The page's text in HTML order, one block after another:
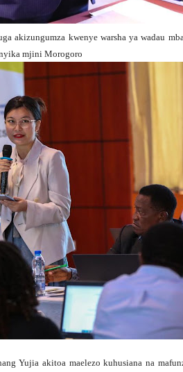
akizungumza kwenye warsha ya wadau
mjini Morogoro
Yujia akitoa maelezo kuhusiana na